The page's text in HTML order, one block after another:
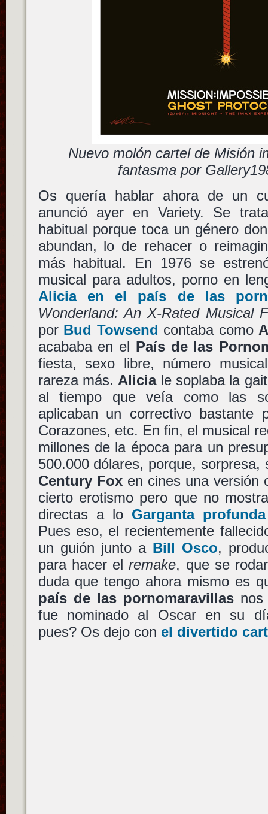
Nuevo molón cartel de Misión
fantasma por
Os quería hablar ahora de un
anunció ayer en Variety. Se
habitual porque toca un género
abundan, lo de rehacer o
más habitual. En 1976 se
musical para adultos, porno en
Alicia en el país de las
Wonderland: An X-Rated Musical
por Bud Towsend contaba como
acababa en el País de las
fiesta, sexo libre, número
rareza más. Aliciale soplaba la
al tiempo que veía como las
aplicaban un correctivo bastante
Corazones, etc. En fin, el musical
millones de la época para un
500.000 dólares, porque,
Century Foxen cines una versión
cierto erotismo pero que no
directas a lo Garganta profunda
Pues eso, el recientemente
un guión junto a Bill Osco,
para hacer elremake, que se
duda que tengo ahora mismo es
país de las pornomaravillasnos
fue nominado al Oscar en su
pues? Os dejo con el divertido